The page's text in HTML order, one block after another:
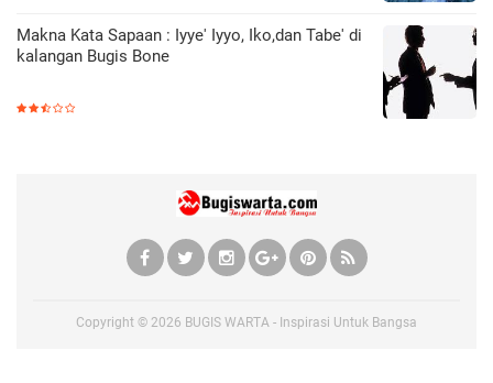
Makna Kata Sapaan : Iyye' Iyyo, Iko,dan Tabe' di
kalangan Bugis Bone
Copyright © 2026 BUGIS WARTA - Inspirasi Untuk Bangsa